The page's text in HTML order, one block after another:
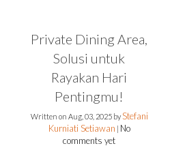
Private Dining Area,
Solusi untuk
Rayakan Hari
Pentingmu!
Written on Aug, 03, 2025 byStefani
Kurniati Setiawan No
comments yet